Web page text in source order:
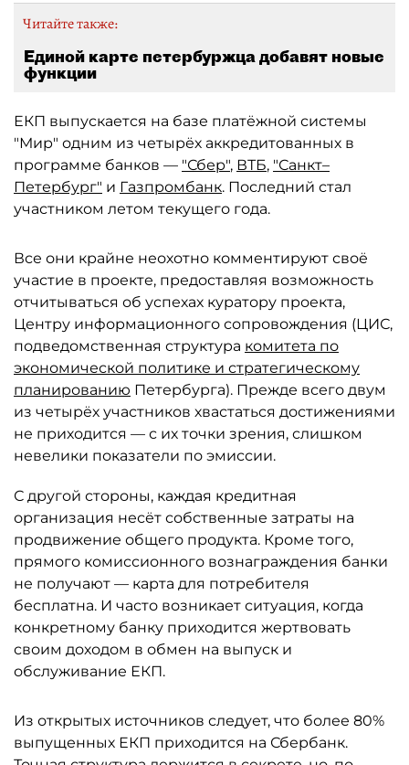
Читайте также:
Единой карте петербуржца добавят новые
функции
ЕКП выпускается на базе платёжной системы
"Мир" одним из четырёх аккредитованных в
программе банков — "Сбер", ВТБ, "Санкт–
Петербург" и Газпромбанк. Последний стал
участником летом текущего года.
Все они крайне неохотно комментируют своё
участие в проекте, предоставляя возможность
отчитываться об успехах куратору проекта,
Центру информационного сопровождения (ЦИС,
подведомственная структура комитета по
экономической политике и стратегическому
планированию Петербурга). Прежде всего двум
из четырёх участников хвастаться достижениями
не приходится — с их точки зрения, слишком
невелики показатели по эмиссии.
С другой стороны, каждая кредитная
организация несёт собственные затраты на
продвижение общего продукта. Кроме того,
прямого комиссионного вознаграждения банки
не получают — карта для потребителя
бесплатна. И часто возникает ситуация, когда
конкретному банку приходится жертвовать
своим доходом в обмен на выпуск и
обслуживание ЕКП.
Из открытых источников следует, что более 80%
выпущенных ЕКП приходится на Сбербанк.